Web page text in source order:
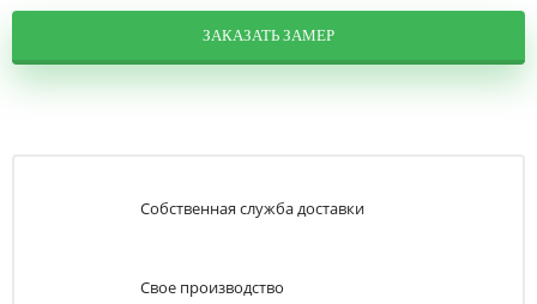
ЗАКАЗАТЬ ЗАМЕР
Собственная служба доставки
Свое производство